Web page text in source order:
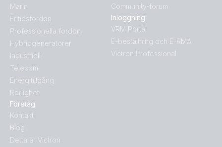
Marin
Fritidsfordon
Professionella fordon
Hybridgeneratorer
Industriell
Telecom
Energitillgång
Rörlighet
Företag
Kontakt
Blog
Detta är Victron
Community-forum
Inloggning
VRM Portal
E-beställning och E-RMA
Victron Professional